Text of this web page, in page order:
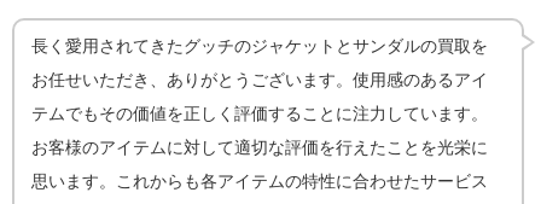
長く愛用されてきたグッチのジャケットとサンダルの買取を
お任せいただき、ありがとうございます。使用感のあるアイ
テムでもその価値を正しく評価することに注力しています。
お客様のアイテムに対して適切な評価を行えたことを光栄に
思います。これからも各アイテムの特性に合わせたサービス